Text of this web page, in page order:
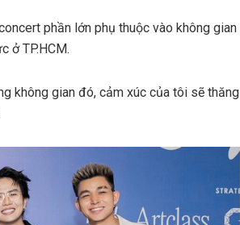
phần lớn phụ thuộc vào không gian
ở TP.HCM.
không gian đó, cảm xúc của tôi sẽ thăng